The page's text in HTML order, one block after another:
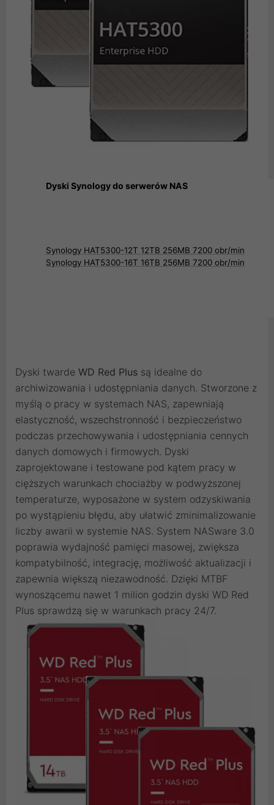
Dyski Synology do serwerów NAS
Synology HAT5300-12T 12TB 256MB 7200 obr/min
Synology HAT5300-16T 16TB 256MB 7200 obr/min
Dyski twarde WD Red Plus są idealne do
archiwizowania i udostępniania danych. Stworzone z
myślą o pracy w systemach NAS, zapewniają
elastyczność, wszechstronność i bezpieczeństwo
podczas przechowywania i udostępniania cennych
danych domowych i firmowych. Dyski
zaprojektowane i testowane pod kątem pracy w
cięższych warunkach chociażby w podwyższonej
temperaturze, wyposażone w system odzyskiwania
po wystąpieniu błędu, aby ułatwić zminimalizowanie
liczby awarii w systemie NAS. System NASware 3.0
poprawia wydajność pamięci masowej, zwiększa
kompatybilność, integrację, możliwość aktualizacji i
zapewnia większą niezawodność. Dzięki MTBF
wynoszącemu nawet 1 milion godzin dyski WD Red
Plus sprawdzą się w warunkach pracy 24/7.